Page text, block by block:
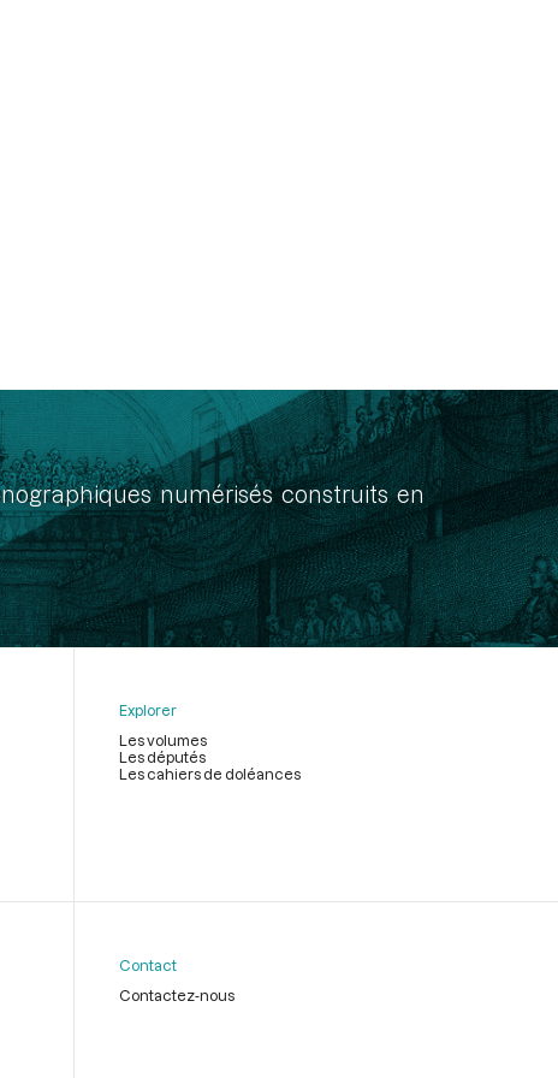
numérisés construits en
Explorer
Les volumes
Les députés
Les cahiers de doléances
Contact
Contactez-nous